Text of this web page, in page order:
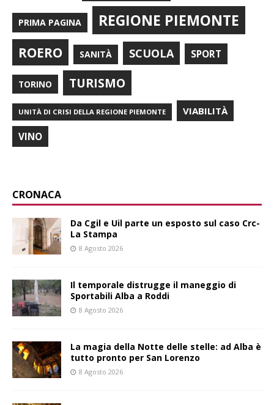
PRIMA PAGINA REGIONE PIEMONTE
ROERO SANITÀ SCUOLA SPORT
TORINO TURISMO
UNITÀ DI CRISI DELLA REGIONE PIEMONTE VIABILITÀ
VINO
CRONACA
Da Cgil e Uil parte un esposto sul caso Crc-
La Stampa
8 Agosto 2026
Il temporale distrugge il maneggio di
Sportabili Alba a Roddi
8 Agosto 2026
La magia della Notte delle stelle: ad Alba è
tutto pronto per San Lorenzo
8 Agosto 2026